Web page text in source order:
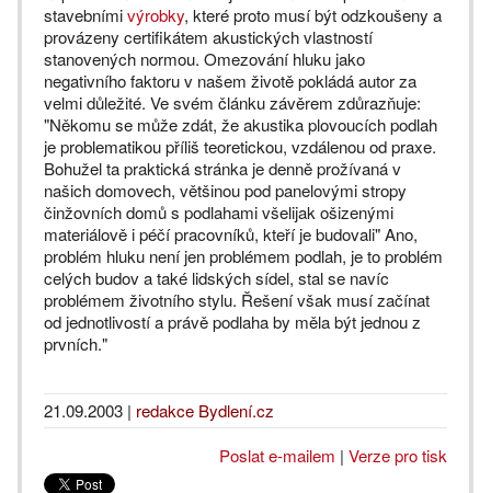
stavebnímivýrobky, které proto musí být odzkoušeny a
provázeny certifikátem akustických vlastností
stanovených normou. Omezování hluku jako
negativního faktoru v našem životě pokládá autor za
velmi důležité. Ve svém článku závěrem zdůrazňuje:
"Někomu se může zdát, že akustika plovoucích podlah
je problematikou příliš teoretickou, vzdálenou od praxe.
Bohužel ta praktická stránka je denně prožívaná v
našich domovech, většinou pod panelovými stropy
činžovních domů s podlahami všelijak ošizenými
materiálově i péčí pracovníků, kteří je budovali" Ano,
problém hluku není jen problémem podlah, je to problém
celých budov a také lidských sídel, stal se navíc
problémem životního stylu. Řešení však musí začínat
od jednotlivostí a právě podlaha by měla být jednou z
prvních."
21.09.2003 | redakce Bydlení.cz
Poslat e-mailem | Verze pro tisk